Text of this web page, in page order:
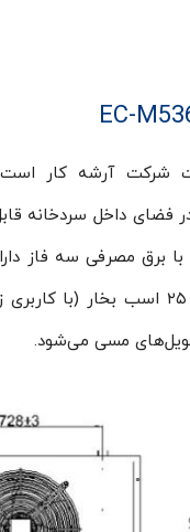
شرکت آرشه کار
مسی می‌شود.